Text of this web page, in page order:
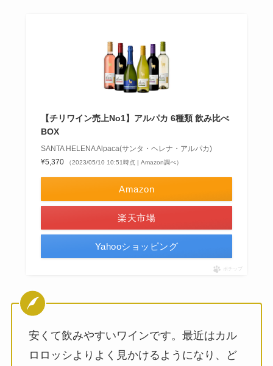
【チリワイン売上No1】アルパカ 6種類 飲み比べ
BOX
SANTA HELENA Alpaca(サンタ・ヘレナ・アルパカ)
¥5,370
（2023/05/10 10:51時点 | Amazon調べ）
Amazon
楽天市場
Yahooショッピング
ポチップ
安くて飲みやすいワインです。最近はカル
ロロッシよりよく見かけるようになり、ど